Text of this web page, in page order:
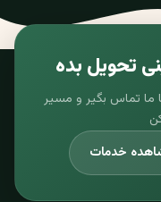
تحویل بده
ما تماس بگیر و مسیر
خدمات